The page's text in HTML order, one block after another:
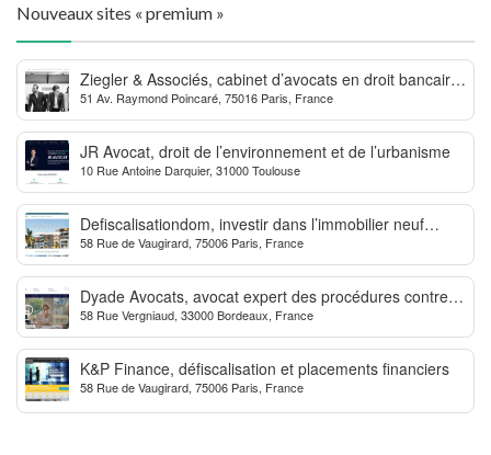
Nouveaux sites « premium »
Ziegler & Associés, cabinet d’avocats en droit bancaire,
cryptomonnaie et escroqueries financières
51 Av. Raymond Poincaré, 75016 Paris, France
JR Avocat, droit de l’environnement et de l’urbanisme
10 Rue Antoine Darquier, 31000 Toulouse
Defiscalisationdom, investir dans l’immobilier neuf
Outre-mer
58 Rue de Vaugirard, 75006 Paris, France
Dyade Avocats, avocat expert des procédures contre la
MDPH
58 Rue Vergniaud, 33000 Bordeaux, France
K&P Finance, défiscalisation et placements financiers
58 Rue de Vaugirard, 75006 Paris, France